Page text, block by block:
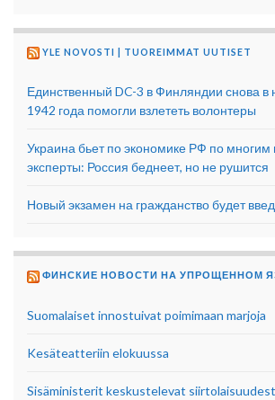
YLE NOVOSTI | TUOREIMMAT UUTISET
Единственный DC-3 в Финляндии снова в
1942 года помогли взлететь волонтеры
Украина бьет по экономике РФ по
эксперты: Россия беднеет, но не рушится
Новый экзамен на гражданство будет
ФИНСКИЕ НОВОСТИ НА УПРОЩЕННОМ
Suomalaiset innostuivat poimimaan marjoja
Kesäteatteriin elokuussa
Sisäministerit keskustelevat